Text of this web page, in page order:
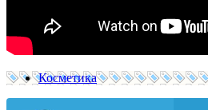
Косметика